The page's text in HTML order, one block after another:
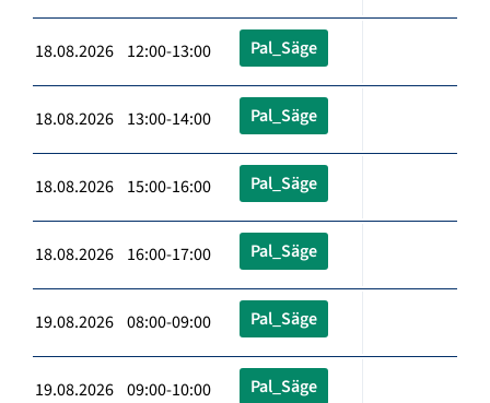
18.08.2026 12:00-13:00 Pal_Säge
18.08.2026 13:00-14:00 Pal_Säge
18.08.2026 15:00-16:00 Pal_Säge
18.08.2026 16:00-17:00 Pal_Säge
19.08.2026 08:00-09:00 Pal_Säge
19.08.2026 09:00-10:00 Pal_Säge